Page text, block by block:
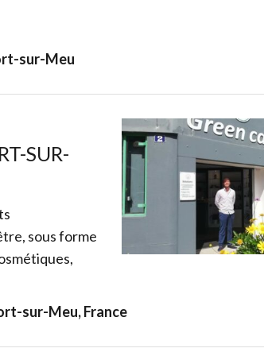
sur-Meu
SUR-
sous forme
sur-Meu, France